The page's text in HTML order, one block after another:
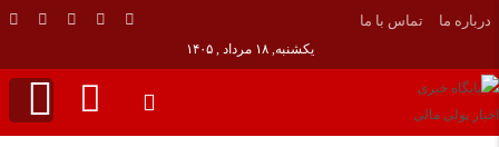
درباره ما تماس با ما
یکشنبه, ۱۸ مرداد , ۱۴۰۵